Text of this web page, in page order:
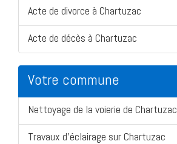
Acte de divorce à Chartuzac
Acte de décès à Chartuzac
Votre commune
Nettoyage de la voierie de Chartuzac
Travaux d'éclairage sur Chartuzac